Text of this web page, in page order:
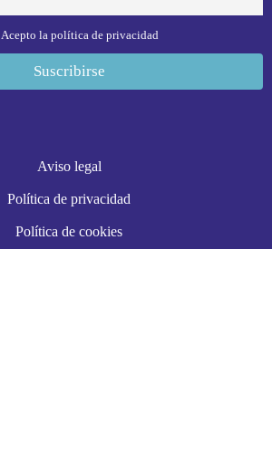
Acepto la política de privacidad
Aviso legal
Política de privacidad
Política de cookies